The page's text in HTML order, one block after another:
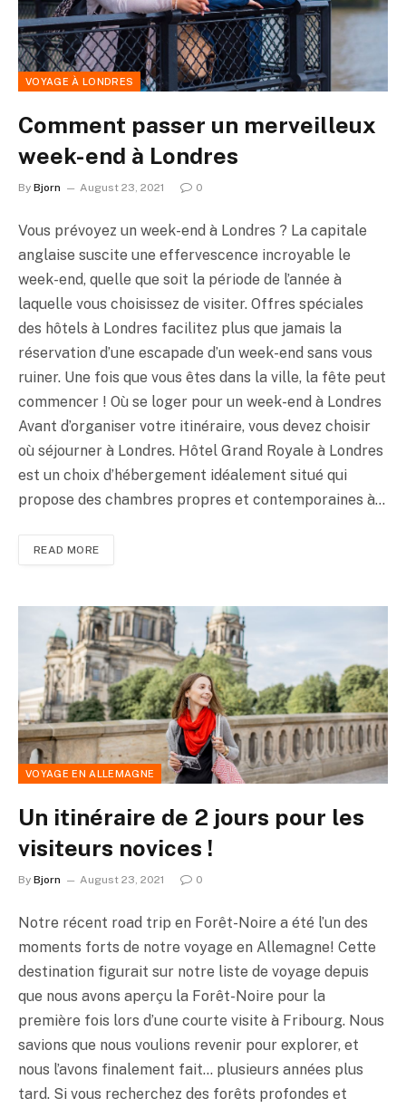
VOYAGE À LONDRES
Comment passer un merveilleux
week-end à Londres
By Bjorn August 23, 2021 0
Vous prévoyez un week-end à Londres ? La capitale
anglaise suscite une effervescence incroyable le
week-end, quelle que soit la période de l’année à
laquelle vous choisissez de visiter. Offres spéciales
des hôtels à Londres facilitez plus que jamais la
réservation d’une escapade d’un week-end sans vous
ruiner. Une fois que vous êtes dans la ville, la fête peut
commencer ! Où se loger pour un week-end à Londres
Avant d’organiser votre itinéraire, vous devez choisir
où séjourner à Londres. Hôtel Grand Royale à Londres
est un choix d’hébergement idéalement situé qui
propose des chambres propres et contemporaines à…
READ MORE
VOYAGE EN ALLEMAGNE
Un itinéraire de 2 jours pour les
visiteurs novices !
By Bjorn August 23, 2021 0
Notre récent road trip en Forêt-Noire a été l’un des
moments forts de notre voyage en Allemagne! Cette
destination figurait sur notre liste de voyage depuis
que nous avons aperçu la Forêt-Noire pour la
première fois lors d’une courte visite à Fribourg. Nous
savions que nous voulions revenir pour explorer, et
nous l’avons finalement fait… plusieurs années plus
tard. Si vous recherchez des forêts profondes et